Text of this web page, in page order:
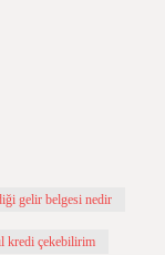
gelir belgesi nedir
kredi çekebilirim